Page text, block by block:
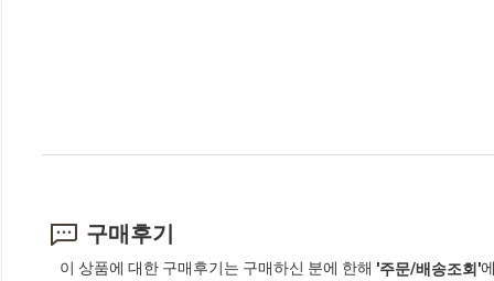
구매후기
이 상품에 대한 구매후기는 구매하신 분에 한해 '주문/배송조회'